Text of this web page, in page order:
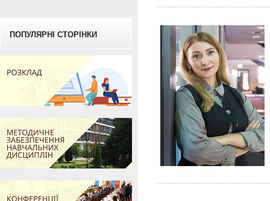
ПОПУЛЯРНІ СТОРІНКИ